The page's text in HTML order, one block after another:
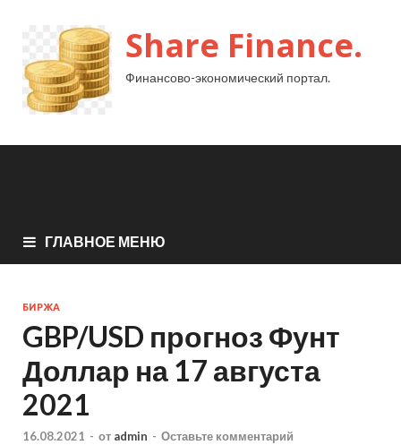
Share Finance.
Финансово-экономический портал.
ГЛАВНОЕ МЕНЮ
БИРЖА
GBP/USD прогноз Фунт
Доллар на 17 августа
2021
16.08.2021 - от admin - Оставьте комментарий